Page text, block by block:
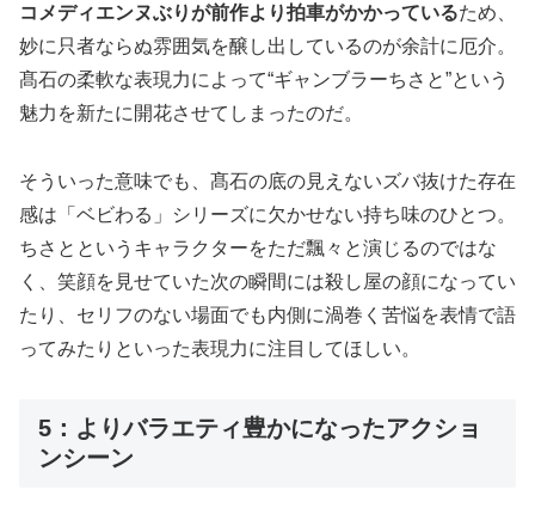
コメディエンヌぶりが前作より拍車がかかっているため、
妙に只者ならぬ雰囲気を醸し出しているのが余計に厄介。
髙石の柔軟な表現力によって“ギャンブラーちさと”という
魅力を新たに開花させてしまったのだ。
そういった意味でも、髙石の底の見えないズバ抜けた存在
感は「ベビわる」シリーズに欠かせない持ち味のひとつ。
ちさとというキャラクターをただ飄々と演じるのではな
く、笑顔を見せていた次の瞬間には殺し屋の顔になってい
たり、セリフのない場面でも内側に渦巻く苦悩を表情で語
ってみたりといった表現力に注目してほしい。
5：よりバラエティ豊かになったアクショ
ンシーン